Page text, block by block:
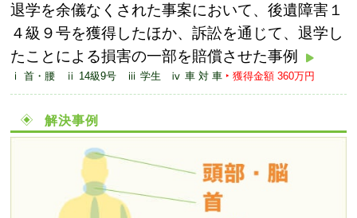
退学を余儀なくされた事案において、後遺障害１
４級９号を獲得したほか、訴訟を通じて、退学し
たことによる損害の一部を賠償させた事例
ⅰ 首・腰 ⅱ 14級9号 ⅲ 学生 ⅳ 車 対 車‣ 獲得金額 360万円
解決事例